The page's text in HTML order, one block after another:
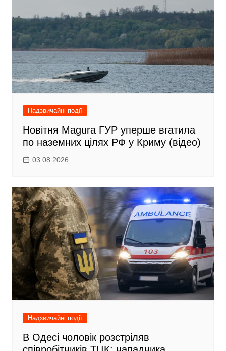
Надзвичайні події
Новітня Magura ГУР уперше вгатила
по наземних цілях РФ у Криму (відео)
03.08.2026
Надзвичайні події
В Одесі чоловік розстріляв